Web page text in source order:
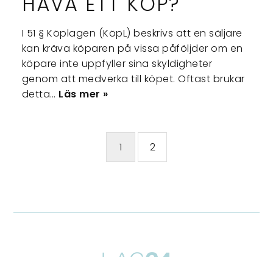
I 51 § Köplagen (KöpL) beskrivs att en säljare
kan kräva köparen på vissa påföljder om en
köpare inte uppfyller sina skyldigheter
genom att medverka till köpet. Oftast brukar
detta… Läs mer »
1 2